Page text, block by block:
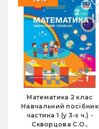
Математика 2 клас
Навчальний посібник
частина 1 (у 3-х ч.) -
Скворцова С.О.,